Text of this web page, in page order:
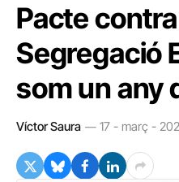
Pacte
Segregació
som un any
Víctor Saura 17 - març -